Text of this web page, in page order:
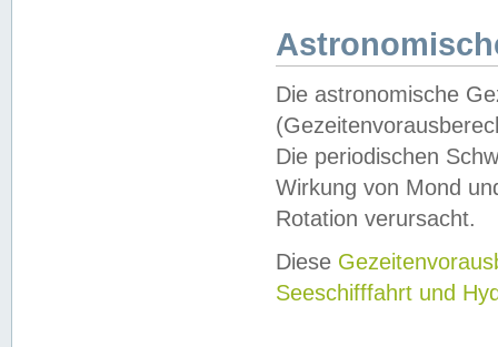
Die astronomische
Die periodischen
Wirkung von Mond
Rotation verursacht.
Diese
Seeschifffahrt und